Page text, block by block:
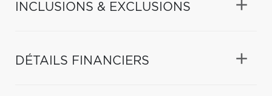
INCLUSIONS & EXCLUSIONS
DÉTAILS FINANCIERS